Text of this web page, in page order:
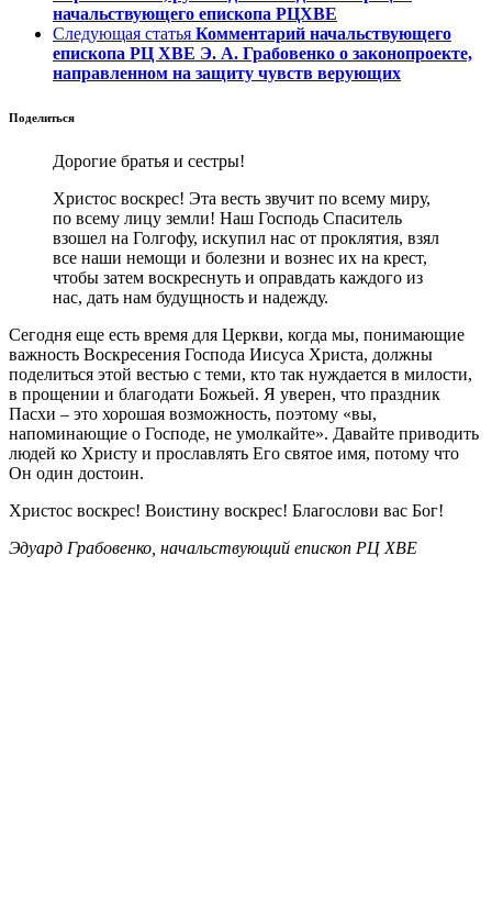
начальствующего епископа РЦХВЕ
Следующая статья Комментарий начальствующего
епископа РЦ ХВЕ Э. А. Грабовенко о законопроекте,
направленном на защиту чувств верующих
Поделиться
Дорогие братья и сестры!
Христос воскрес! Эта весть звучит по всему миру,
по всему лицу земли! Наш Господь Спаситель
взошел на Голгофу, искупил нас от проклятия, взял
все наши немощи и болезни и вознес их на крест,
чтобы затем воскреснуть и оправдать каждого из
нас, дать нам будущность и надежду.
Сегодня еще есть время для Церкви, когда мы, понимающие
важность Воскресения Господа Иисуса Христа, должны
поделиться этой вестью с теми, кто так нуждается в милости,
в прощении и благодати Божьей. Я уверен, что праздник
Пасхи – это хорошая возможность, поэтому «вы,
напоминающие о Господе, не умолкайте». Давайте приводить
людей ко Христу и прославлять Его святое имя, потому что
Он один достоин.
Христос воскрес! Воистину воскрес! Благослови вас Бог!
Эдуард Грабовенко, начальствующий епископ РЦ ХВЕ